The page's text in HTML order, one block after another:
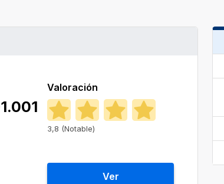
Valoración
3,8 (Notable)
Ver